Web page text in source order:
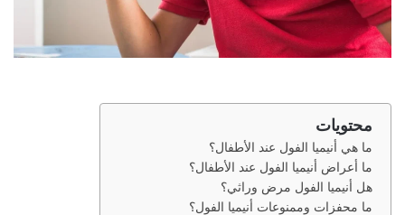
محتويات
ما هي أنيميا الفول عند الأطفال؟
ما أعراض أنيميا الفول عند الأطفال؟
هل أنيميا الفول مرض وراثي؟
ما محفزات وممنوعات أنيميا الفول؟